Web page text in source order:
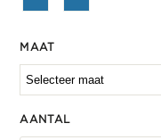
MAAT
AANTAL